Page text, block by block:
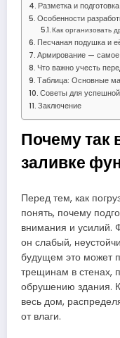
Разметка и
Особенности
Как организовать
Песчаная подушка и
Армирование — самое
Что важно учесть
Таблица: Основные
Советы для успешной
Заключение
Почему так
заливке
Перед тем, как
понять, почему
внимания и усилий.
он слабый,
будущем это может
трещинам в стенах,
обрушению здания.
весь дом,
от влаги.